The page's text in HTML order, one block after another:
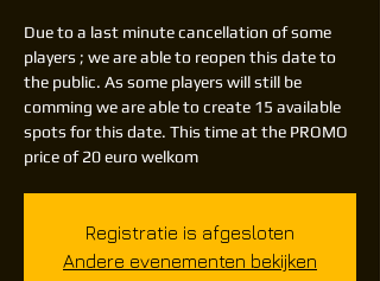
Due to a last minute cancellation of some
players ; we are able to reopen this date to
the public. As some players will still be
comming we are able to create 15 available
spots for this date. This time at the PROMO
Registratie is afgesloten
Andere evenementen bekijken